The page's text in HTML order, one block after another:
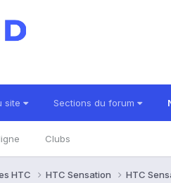
site Sections du forum
Clubs
HTC HTC Sensation HTC